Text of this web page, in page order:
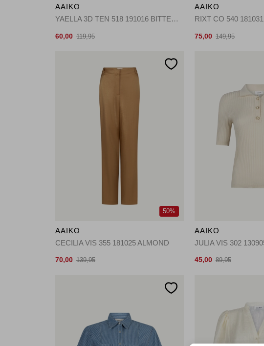
AAIKO
YAELLA 3D TEN 518 191016 BITTER CHOCOLATE
60,00 119,95
AAIKO
RIXT CO 540
75,00 149,95
50%
AAIKO
CECILIA VIS 355 181025 ALMOND
70,00 139,95
AAIKO
JULIA VIS 302
45,00 89,95